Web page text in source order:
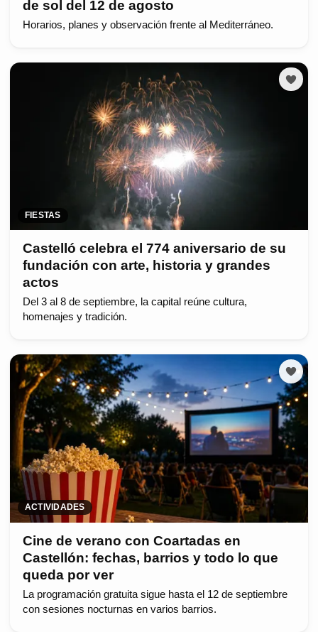
de sol del 12 de agosto
Horarios, planes y observación frente al Mediterráneo.
FIESTAS
Castelló celebra el 774 aniversario de su
fundación con arte, historia y grandes
actos
Del 3 al 8 de septiembre, la capital reúne cultura,
homenajes y tradición.
ACTIVIDADES
Cine de verano con Coartadas en
Castellón: fechas, barrios y todo lo que
queda por ver
La programación gratuita sigue hasta el 12 de septiembre
con sesiones nocturnas en varios barrios.